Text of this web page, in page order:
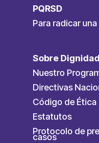
PQRSD
Para radicar una
Sobre
Nuestro
Directivas
Código de Ética
Estatutos
Protocolo de
casos